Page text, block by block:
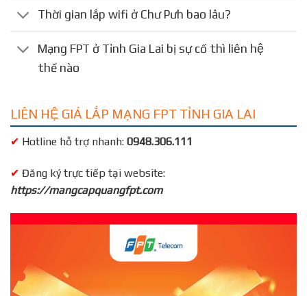
Thời gian lắp wifi ở Chư Pưh bao lâu?
Mạng FPT ở Tỉnh Gia Lai bị sự cố thì liên hệ
thế nào
LIÊN HỆ GIÁ LẮP MẠNG FPT TỈNH GIA LAI
✔ Hotline hỗ trợ nhanh: 0948.306.111
✔ Đăng ký trực tiếp tại website:
https://mangcapquangfpt.com